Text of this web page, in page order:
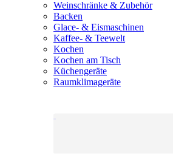
Weinschränke & Zubehör
Backen
Glace- & Eismaschinen
Kaffee- & Teewelt
Kochen
Kochen am Tisch
Küchengeräte
Raumklimageräte